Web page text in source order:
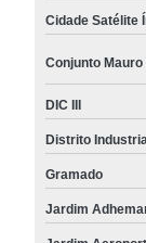
Cidade Satélite
Conjunto
DIC III
Distrito
Gramado
Jardim